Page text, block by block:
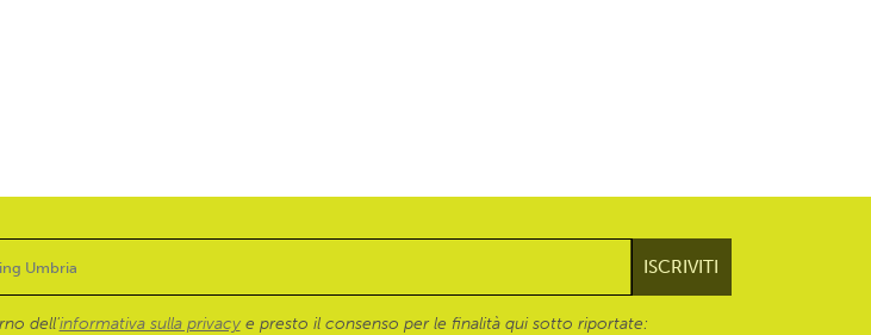
dell'informativa sulla privacye presto il consenso per le finalità qui sotto riportate: